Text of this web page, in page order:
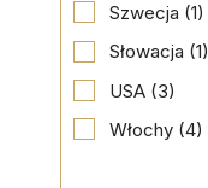
Szwecja (1)
Słowacja (1)
USA (3)
Włochy (4)